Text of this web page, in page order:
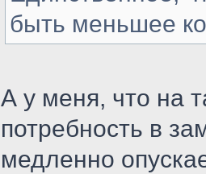
быть меньшее
А у меня, что на
потребность в
медленно